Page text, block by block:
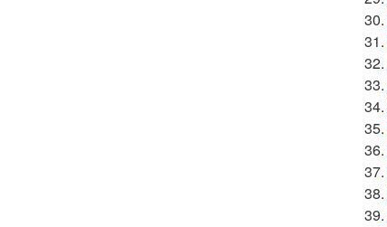
30.
31.
32.
33.
34.
35.
36.
37.
38.
39.